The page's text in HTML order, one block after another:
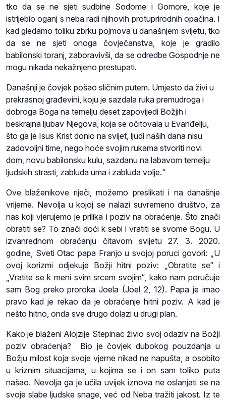
tko da se ne sjeti sudbine Sodome i Gomore, koje je
istrijebio oganj s neba radi njihovih protuprirodnih opačina. I
kad gledamo toliku zbrku pojmova u današnjem svijetu, tko
da se ne sjeti onoga čovječanstva, koje je gradilo
babilonski toranj, zaboravivši, da se odredbe Gospodnje ne
mogu nikada nekažnjeno prestupati.
Današnji je čovjek pošao sličnim putem. Umjesto da živi u
prekrasnoj građevini, koju je sazdala ruka premudroga i
dobroga Boga na temelju deset zapovijedi Božjih i
beskrajna ljubav Njegova, koja se očitovala u Evanđelju,
što ga je Isus Krist donio na svijet, ljudi naših dana nisu
zadovoljni time, nego hoće svojim rukama stvoriti novi
dom, novu babilonsku kulu, sazdanu na labavom temelju
ljudskih strasti, zabluda uma i zabluda volje.“
Ove blaženikove riječi, možemo preslikati i na današnje
vrijeme. Nevolja u kojoj se nalazi suvremeno društvo, za
nas koji vjerujemo je prilika i poziv na obraćenje. Što znači
obratiti se? To znači doći k sebi i vratiti se svome Bogu. U
izvanrednom obraćanju čitavom svijetu 27. 3. 2020.
godine, Sveti Otac papa Franjo u svojoj poruci govori: „U
ovoj korizmi odjekuje Božji hitni poziv: „Obratite se“ i
„Vratite se k meni svim srcem svojim“, kako nam poručuje
sam Bog preko proroka Joela (Joel 2, 12). Papa je imao
pravo kad je rekao da je obraćenje hitni poziv. A kad je
nešto hitno, onda sve drugo dolazi u drugi plan.
Kako je blaženi Alojzije Stepinac živio svoj odaziv na Božji
poziv obraćenja? Bio je čovjek dubokog pouzdanja u
Božju milost koja svoje vjerne nikad ne napušta, a osobito
u kriznim situacijama, u kojima se i on sam toliko puta
našao. Nevolja ga je učila uvijek iznova ne oslanjati se na
svoje slabe ljudske snage, već od Neba tražiti jakost. Iz te